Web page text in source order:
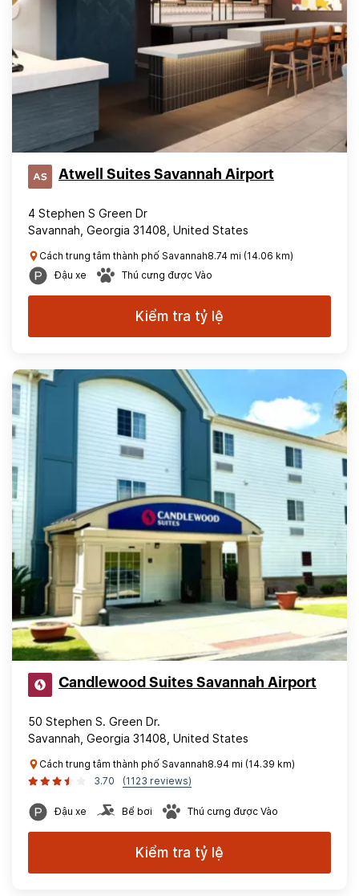
Atwell Suites Savannah Airport
4 Stephen S Green Dr
Savannah, Georgia 31408, United States
Cách trung tâm thành phố Savannah8.74 mi (14.06 km)
Đậu xe
Thú cưng được Vào
Kiểm tra tỷ lệ
Candlewood Suites Savannah Airport
50 Stephen S. Green Dr.
Savannah, Georgia 31408, United States
Cách trung tâm thành phố Savannah8.94 mi (14.39 km)
3.70
(1123 reviews)
Đậu xe Bể bơi Thú cưng được Vào
Kiểm tra tỷ lệ